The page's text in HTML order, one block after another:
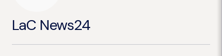
LaC News24